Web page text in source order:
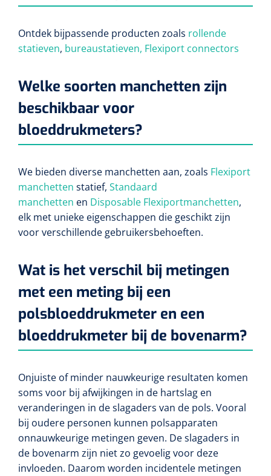
Ontdek bijpassende producten zoals rollende
statieven, bureaustatieven, Flexiport connectors
Welke soorten manchetten zijn
beschikbaar voor
bloeddrukmeters?
We bieden diverse manchetten aan, zoals Flexiport
manchetten statief, Standaard
manchetten en Disposable Flexiportmanchetten,
elk met unieke eigenschappen die geschikt zijn
voor verschillende gebruikersbehoeften.
Wat is het verschil bij metingen
met een meting bij een
polsbloeddrukmeter en een
bloeddrukmeter bij de bovenarm?
Onjuiste of minder nauwkeurige resultaten komen
soms voor bij afwijkingen in de hartslag en
veranderingen in de slagaders van de pols. Vooral
bij oudere personen kunnen polsapparaten
onnauwkeurige metingen geven. De slagaders in
de bovenarm zijn niet zo gevoelig voor deze
invloeden. Daarom worden incidentele metingen